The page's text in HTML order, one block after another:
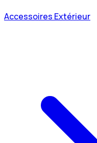
Accessoires Extérieur